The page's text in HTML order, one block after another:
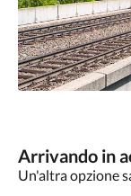
Arrivando in
Un'altra opzione